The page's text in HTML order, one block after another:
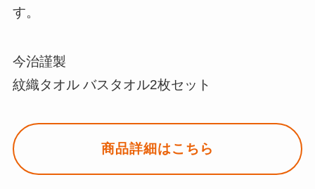
す。
今治謹製
紋織タオル バスタオル2枚セット
商品詳細はこちら